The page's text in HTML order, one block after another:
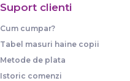
Suport clienti
Cum cumpar?
Tabel masuri haine copii
Metode de plata
Istoric comenzi